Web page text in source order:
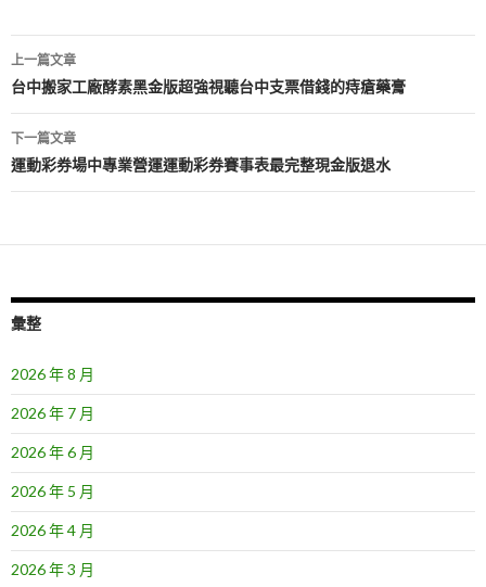
文
章
導
覽
上一篇文章
台中搬家工廠酵素黑金版超強視聽台中支票借錢的痔瘡藥膏
下一篇文章
運動彩券場中專業營運運動彩券賽事表最完整現金版退水
彙整
2026 年 8 月
2026 年 7 月
2026 年 6 月
2026 年 5 月
2026 年 4 月
2026 年 3 月